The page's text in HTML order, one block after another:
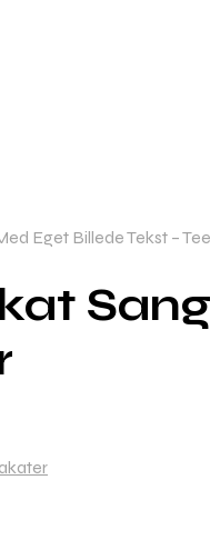
Eget Billede Tekst –